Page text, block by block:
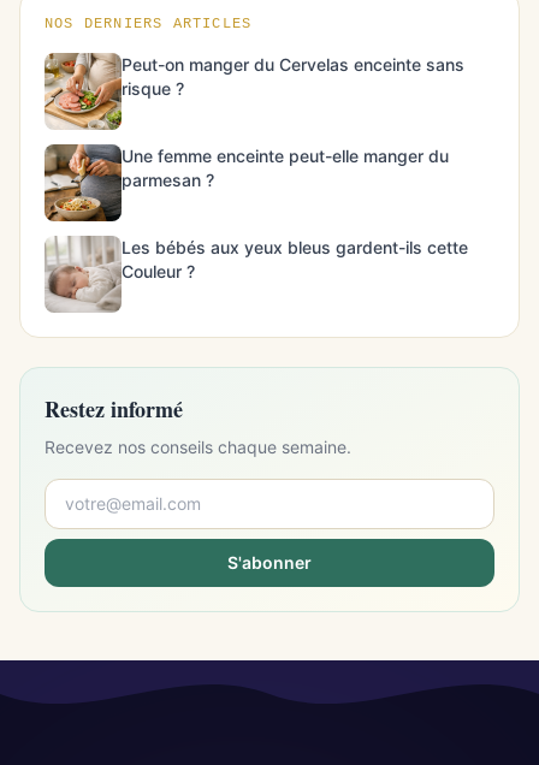
NOS DERNIERS ARTICLES
Peut-on manger du Cervelas enceinte sans
risque ?
Une femme enceinte peut-elle manger du
parmesan ?
Les bébés aux yeux bleus gardent-ils cette
Couleur ?
Restez informé
Recevez nos conseils chaque semaine.
S'abonner